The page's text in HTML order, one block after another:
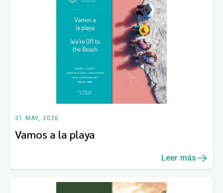
31 MAY, 2026
Vamos a la playa
Leer más